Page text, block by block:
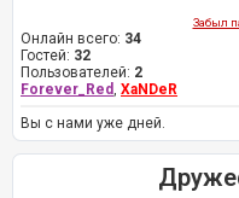
Забыл
Онлайн всего: 34
Гостей: 32
Пользователей: 2
Forever_Red, XaNDeR
Вы с нами уже дней.